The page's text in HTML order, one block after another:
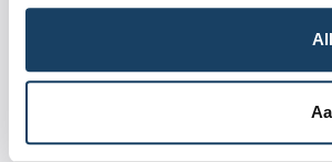
Transparant leasen
Scherp aanbod